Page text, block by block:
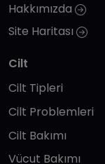
Hakkımızda
Site Haritası
Cilt
Cilt Tipleri
Cilt Problemleri
Cilt Bakımı
Vücut Bakımı